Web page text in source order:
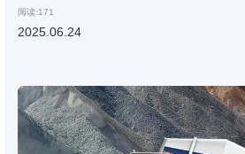
阅读:171
2025.06.24